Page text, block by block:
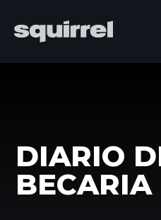
DIARIO
BECARIA